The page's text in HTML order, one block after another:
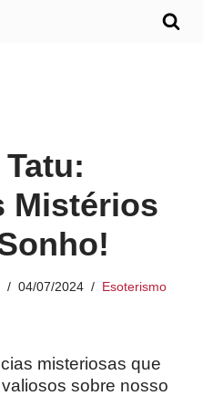
Mistérios
04/07/2024 Esoterismo
misteriosas que
sobre nosso